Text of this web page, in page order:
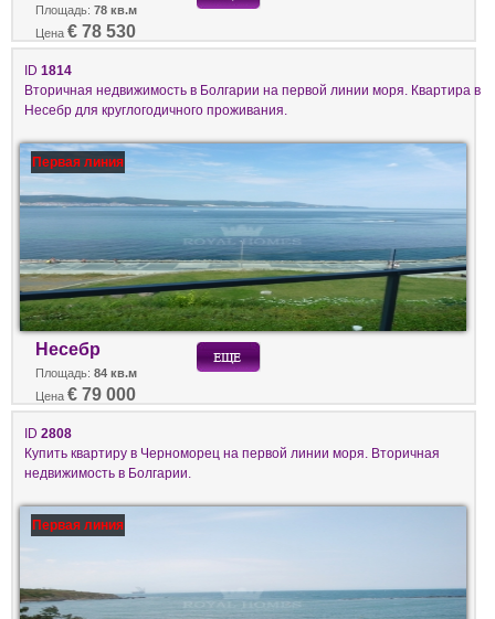
Площадь: 78 кв.м
Цена € 78 530
ID 1814
Вторичная недвижимость в Болгарии на первой линии моря. Квартира в
Несебр для круглогодичного проживания.
Первая линия
Несебр
Площадь: 84 кв.м
Цена € 79 000
ID 2808
Купить квартиру в Черноморец на первой линии моря. Вторичная
недвижимость в Болгарии.
Первая линия